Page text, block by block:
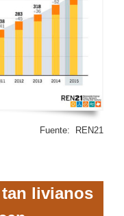
Fuente: REN21
livianos